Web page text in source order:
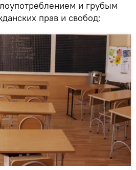
и грубым
прав и свобод;